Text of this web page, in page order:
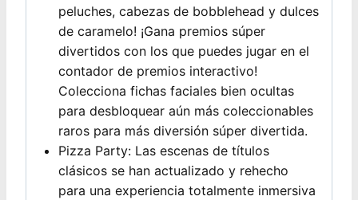
peluches, cabezas de bobblehead y dulces
de caramelo! ¡Gana premios súper
divertidos con los que puedes jugar en el
contador de premios interactivo!
Colecciona fichas faciales bien ocultas
para desbloquear aún más coleccionables
raros para más diversión súper divertida.
Pizza Party: Las escenas de títulos
clásicos se han actualizado y rehecho
para una experiencia totalmente inmersiva